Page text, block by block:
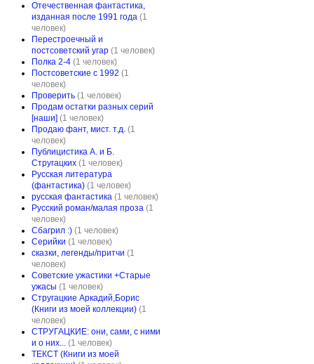
Отечественная фантастика,
изданная после 1991 года (1
человек)
Перестроечный и
постсоветский угар (1 человек)
Полка 2-4 (1 человек)
Постсоветские с 1992 (1
человек)
Проверить (1 человек)
Продам остатки разных серий
[наши] (1 человек)
Продаю фант, мист. т.д. (1
человек)
Публицистика А. и Б.
Стругацких (1 человек)
Русская литература
(фантастика) (1 человек)
русская фантастика (1 человек)
Русский роман/малая проза (1
человек)
Сбагрил :) (1 человек)
Серийки (1 человек)
сказки, легенды/притчи (1
человек)
Советские ужастики +Старые
ужасы (1 человек)
Стругацкие Аркадий,Борис
(Книги из моей коллекции) (1
человек)
СТРУГАЦКИЕ: они, сами, с ними
и о них... (1 человек)
ТЕКСТ (Книги из моей